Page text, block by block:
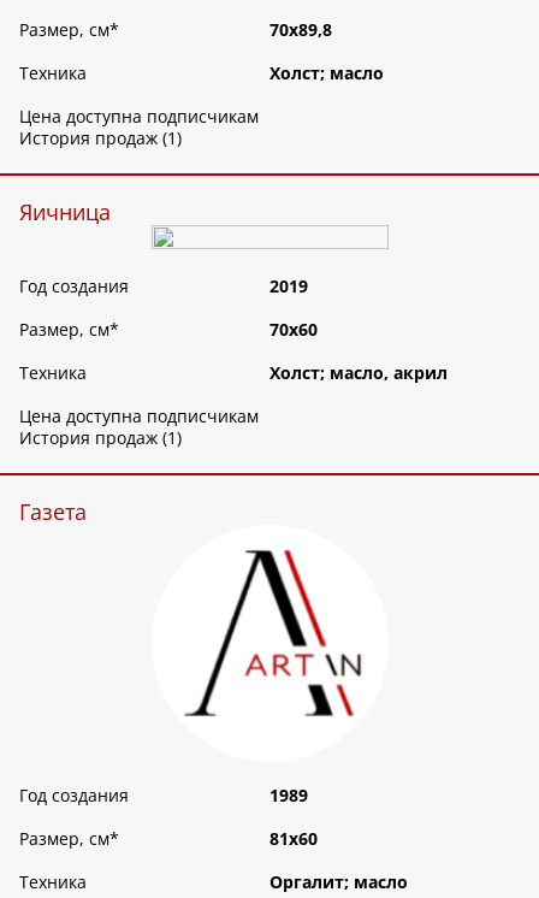
Размер, см*
70х89,8
Техника
Холст; масло
Цена доступна подписчикам
История продаж (1)
Яичница
Год создания
2019
Размер, см*
70х60
Техника
Холст; масло, акрил
Цена доступна подписчикам
История продаж (1)
Газета
Год создания
1989
Размер, см*
81х60
Техника
Оргалит; масло